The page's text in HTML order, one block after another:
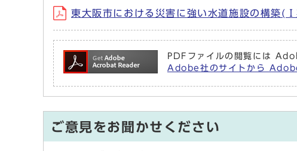
東大阪市における災害に強い水道施設の構築
PDFファイルの閲覧には
Adobe社のサイトから
ご意見をお聞かせください